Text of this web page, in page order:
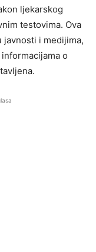
ljekarskog
testovima. Ova
javnosti i medijima,
o